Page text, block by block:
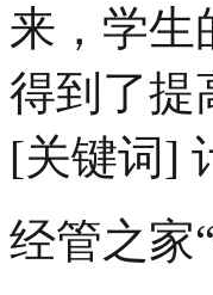
来，学生
得到了提
[关键词]
经管之家